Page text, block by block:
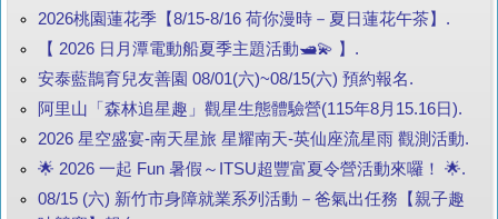
2026桃園蓮花季【8/15-8/16 荷你漫時－夏日蓮花午茶】.
【 2026 日月潭電動船夏季主題活動🛥️💫 】.
安泰藍鵲育兒友善園 08/01(六)~08/15(六) 預約報名.
阿里山「森林追星趣」觀星生態體驗營(115年8月15.16日).
2026 星空盛宴-南天星旅 星耀南天-英仙座流星雨 觀測活動.
🌟 2026 一起 Fun 暑假～ITSU超豐富夏令營活動來囉！ 🌟.
08/15 (六) 新竹市身障就業系列活動－爸氣出任務【親子趣